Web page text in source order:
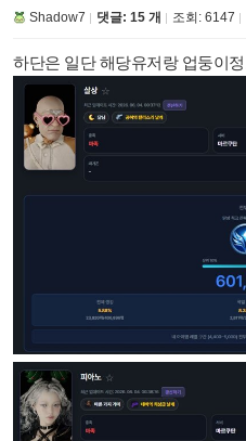
Shadow7 댓글: 15 개 조회: 6147
하단은 일단 해당유저랑 업둥이